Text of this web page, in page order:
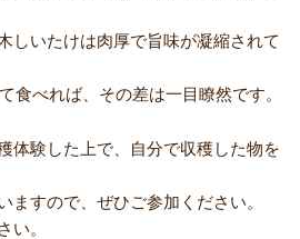
しいたけは肉厚で旨味が凝縮されて
食べれば、その差は一目瞭然です。
体験した上で、自分で収穫した物を
ますので、ぜひご参加ください。
い。